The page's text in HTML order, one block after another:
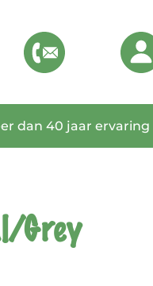
dan 40 jaar ervaring
Grey